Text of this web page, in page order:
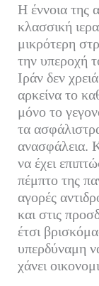
Η έννοια της
κλασσική
μικρότερη
την υπεροχή
Ιράν δεν
αρκείνα το
μόνο το
τα
ανασφάλεια.
να έχει
πέμπτο της
αγορές
και στις
έτσι
υπερδύναμη
χάνει